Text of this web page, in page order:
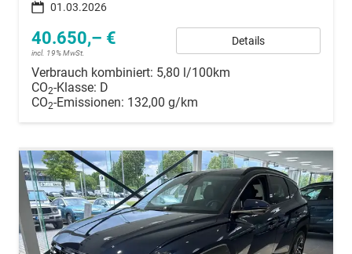
01.03.2026
40.650,– €
incl. 19% MwSt.
Details
Verbrauch kombiniert: 5,80 l/100km
CO2-Klasse: D
CO2-Emissionen: 132,00 g/km